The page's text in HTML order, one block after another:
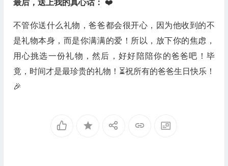
最后，送上我的真心话： ❤️
不管你送什么礼物，爸爸都会很开心，因为他收到的不
是礼物本身，而是你满满的爱！所以，放下你的焦虑，
用心挑选一份礼物，然后，好好陪陪你的爸爸吧！毕
竟，时间才是最珍贵的礼物！⏳祝所有的爸爸生日快乐！
🎉